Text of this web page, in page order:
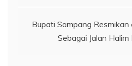
Bupati Sampang Resmikan
Sebagai Jalan